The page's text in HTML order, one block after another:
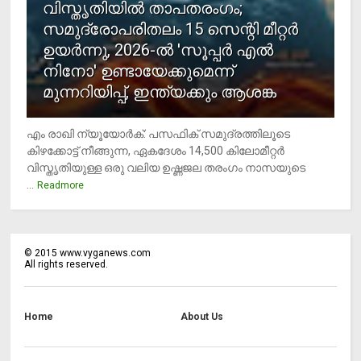
വിസ്തൃതിയില്‍ താപതരംഗം;
സമുദ്രോപരിതലം 15 സെന്റി മീറ്റര്‍
ഉയര്‍ന്നു, 2026-ല്‍ 'സൂപ്പര്‍ എല്‍
നിനോ' ഉണ്ടായേക്കുമെന്ന്
മുന്നറിയിപ്പ്, ഇന്ത്യക്കും ആശങ്ക
എം രാഖി ന്യൂയോര്‍ക്: പസഫിക് സമുദ്രത്തിലൂടെ
കിഴക്കോട്ട് നീങ്ങുന്ന, ഏകദേശം 14,500 കിലോമീറ്റര്‍
വിസ്തൃതിയുള്ള ഒരു വലിയ ഉഷ്ണജല തരംഗം നാസയുടെ
Readmore
©2015 www.vyganews.com
All rights reserved.
Home About Us